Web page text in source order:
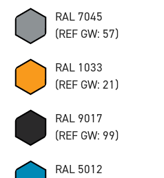
RAL 7045
(REF GW: 57)
RAL 1033
(REF GW: 21)
RAL 9017
(REF GW: 99)
RAL 5012